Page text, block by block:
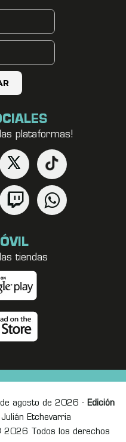
plataformas!
tiendas
agosto de 2026 - Edición
Julián Etchevarria
2026 Todos los derechos